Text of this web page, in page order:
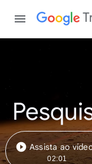
Assista ao
02:01